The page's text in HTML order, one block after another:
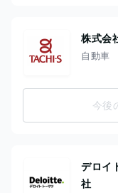
株式会
自動車
今後
デロイ
社